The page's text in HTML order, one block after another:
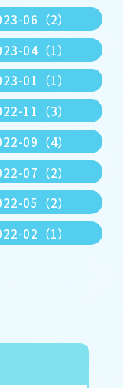
06（2）
04（1）
01（1）
11（3）
09（4）
07（2）
05（2）
02（1）